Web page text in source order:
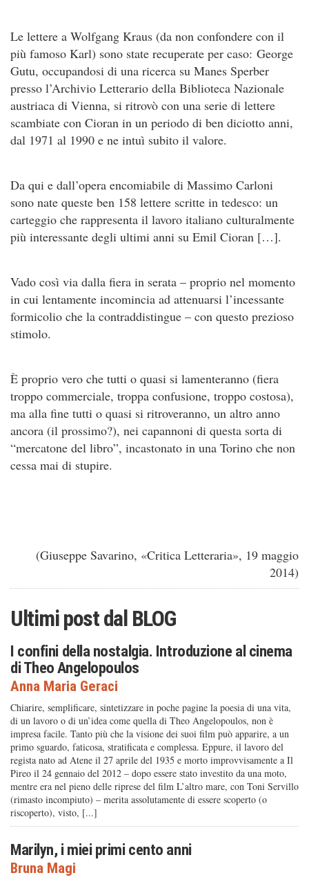
Le lettere a Wolfgang Kraus (da non confondere con il
più famoso Karl) sono state recuperate per caso: George
Gutu, occupandosi di una ricerca su Manes Sperber
presso l’Archivio Letterario della Biblioteca Nazionale
austriaca di Vienna, si ritrovò con una serie di lettere
scambiate con Cioran in un periodo di ben diciotto anni,
dal 1971 al 1990 e ne intuì subito il valore.
Da qui e dall’opera encomiabile di Massimo Carloni
sono nate queste ben 158 lettere scritte in tedesco: un
carteggio che rappresenta il lavoro italiano culturalmente
più interessante degli ultimi anni su Emil Cioran […].
Vado così via dalla fiera in serata – proprio nel momento
in cui lentamente incomincia ad attenuarsi l’incessante
formicolio che la contraddistingue – con questo prezioso
stimolo.
È proprio vero che tutti o quasi si lamenteranno (fiera
troppo commerciale, troppa confusione, troppo costosa),
ma alla fine tutti o quasi si ritroveranno, un altro anno
ancora (il prossimo?), nei capannoni di questa sorta di
“mercatone del libro”, incastonato in una Torino che non
cessa mai di stupire.
(Giuseppe Savarino, «Critica Letteraria», 19 maggio
2014)
Ultimi post dalBLOG
I confini della nostalgia. Introduzione al cinema
di Theo Angelopoulos
Anna Maria Geraci
Chiarire, semplificare, sintetizzare in poche pagine la poesia di una vita,
di un lavoro o di un’idea come quella di Theo Angelopoulos, non è
impresa facile. Tanto più che la visione dei suoi film può apparire, a un
primo sguardo, faticosa, stratificata e complessa. Eppure, il lavoro del
regista nato ad Atene il 27 aprile del 1935 e morto improvvisamente a Il
Pireo il 24 gennaio del 2012 – dopo essere stato investito da una moto,
mentre era nel pieno delle riprese del film L’altro mare, con Toni Servillo
(rimasto incompiuto) – merita assolutamente di essere scoperto (o
riscoperto), visto, [...]
Marilyn, i miei primi cento anni
Bruna Magi